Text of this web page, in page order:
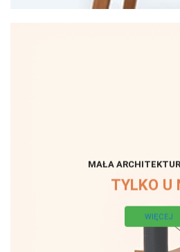
MAŁA
TYLKO U
WIĘCEJ